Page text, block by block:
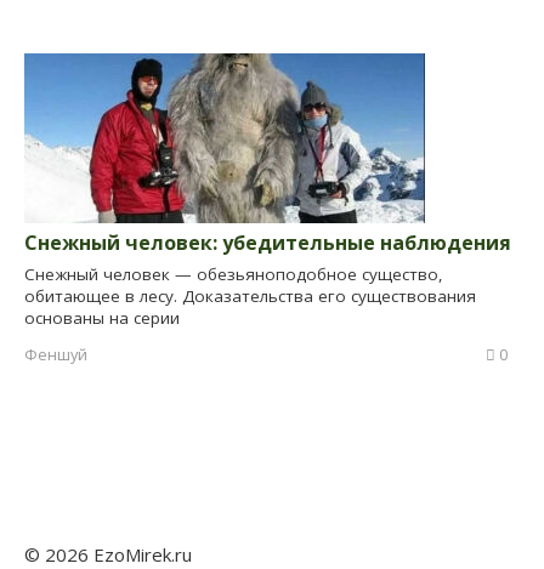
Снежный человек: убедительные наблюдения
Снежный человек — обезьяноподобное существо,
обитающее в лесу. Доказательства его существования
основаны на серии
Феншуй
0
© 2026 EzoMirek.ru